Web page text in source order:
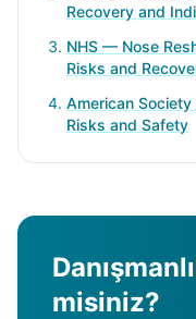
Recovery and
NHS — Nose
Risks and
American
Risks and Safety
misiniz?